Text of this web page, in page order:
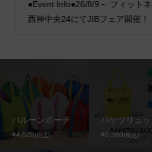
●Event Info●26/8/9～ フィット
西神中央24にてJIBフェア開催！
バルーンポーチ
¥4,620(税込)
バケツリュッ
¥6,380(税込)